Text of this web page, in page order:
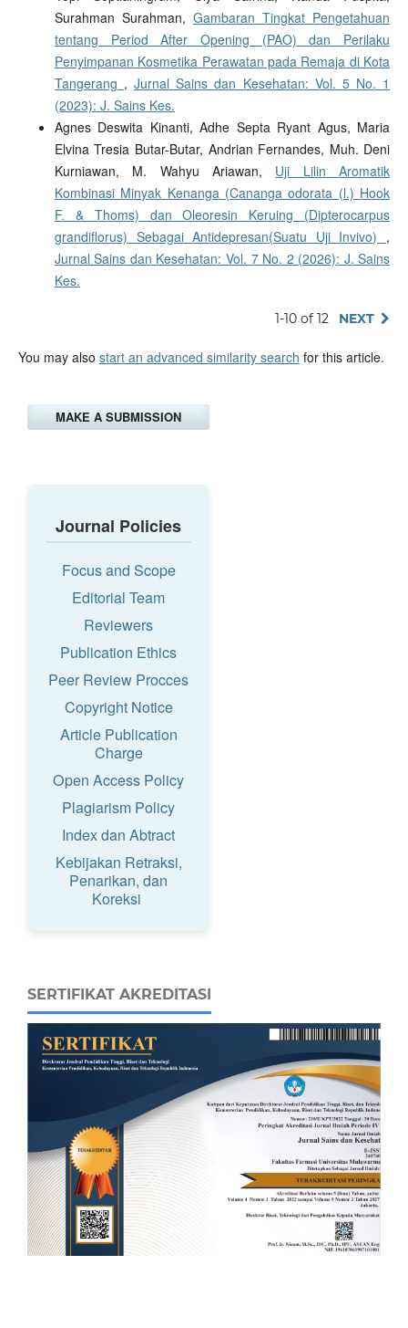
Surahman Surahman, Gambaran Tingkat Pengetahuan
tentang Period After Opening (PAO) dan Perilaku
Penyimpanan Kosmetika Perawatan pada Remaja di Kota
Tangerang ,Jurnal Sains dan Kesehatan: Vol. 5 No. 1
(2023): J. Sains Kes.
Agnes Deswita Kinanti, Adhe Septa Ryant Agus, Maria
Elvina Tresia Butar-Butar, Andrian Fernandes, Muh. Deni
Kurniawan, M. Wahyu Ariawan, Uji Lilin Aromatik
Kombinasi Minyak Kenanga (Cananga odorata (l.) Hook
F. & Thoms) dan Oleoresin Keruing (Dipterocarpus
grandiflorus) Sebagai Antidepresan(Suatu Uji Invivo) ,
Jurnal Sains dan Kesehatan: Vol. 7 No. 2 (2026): J. Sains
Kes.
1-10 of 12 NEXT
You may also start an advanced similarity search for this article.
MAKE A SUBMISSION
Journal Policies
Focus and Scope
Editorial Team
Reviewers
Publication Ethics
Peer Review Procces
Copyright Notice
Article Publication
Charge
Open Access Policy
Plagiarism Policy
Index dan Abtract
Kebijakan Retraksi,
Penarikan, dan
Koreksi
SERTIFIKAT AKREDITASI